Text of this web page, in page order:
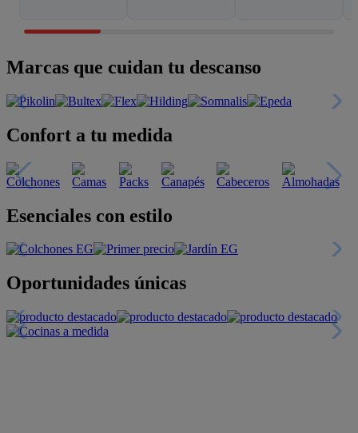
Marcas que cuidan tu descanso
Confort a tu medida
Esenciales con estilo
Oportunidades únicas